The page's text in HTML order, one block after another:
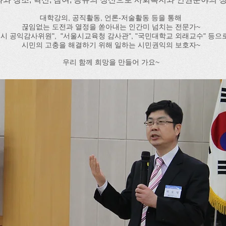
대학강의, 공직활동, 언론-저술활동 등을 통해
끊임없는 도전과 열정을 쏟아내는 인간미 넘치는 전문가~
공익감사위원", "서울시교육청 감사관", "국민대학교 외래교수" 등으
시민의 고충을 해결하기 위해 일하는 시민권익의 보호자~
우리 함께 희망을 만들어 가요~